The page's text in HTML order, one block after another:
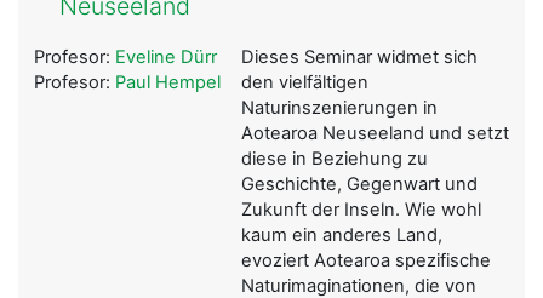
Neuseeland
Dieses Seminar widmet sich
den vielfältigen
Naturinszenierungen in
Aotearoa Neuseeland und setzt
diese in Beziehung zu
Geschichte, Gegenwart und
Zukunft der Inseln. Wie wohl
kaum ein anderes Land,
evoziert Aotearoa spezifische
Naturimaginationen, die von
Profesor: Eveline Dürr
Profesor: Paul Hempel